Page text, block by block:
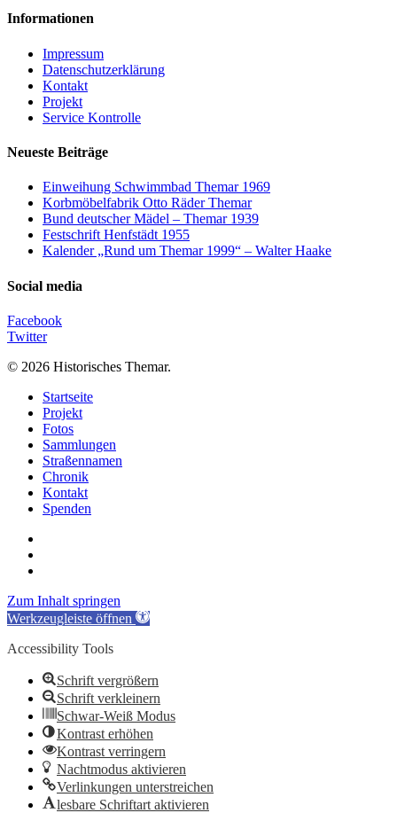
eine
dem
Jahr
1953
Informationen
Impressum
Datenschutzerklärung
Kontakt
Projekt
Service Kontrolle
Neueste Beiträge
Einweihung Schwimmbad Themar 1969
Korbmöbelfabrik Otto Räder Themar
Bund deutscher Mädel – Themar 1939
Festschrift Henfstädt 1955
Kalender „Rund um Themar 1999“ – Walter Haake
Social media
Facebook
Twitter
© 2026 Historisches Themar.
Close
Menu
Startseite
Projekt
Fotos
Sammlungen
Straßennamen
Chronik
Kontakt
Spenden
Zum Inhalt springen
Werkzeugleiste öffnen
Accessibility Tools
Schrift vergrößern
Schrift verkleinern
Schwar-Weiß Modus
Kontrast erhöhen
Kontrast verringern
Nachtmodus aktivieren
Verlinkungen unterstreichen
lesbare Schriftart aktivieren